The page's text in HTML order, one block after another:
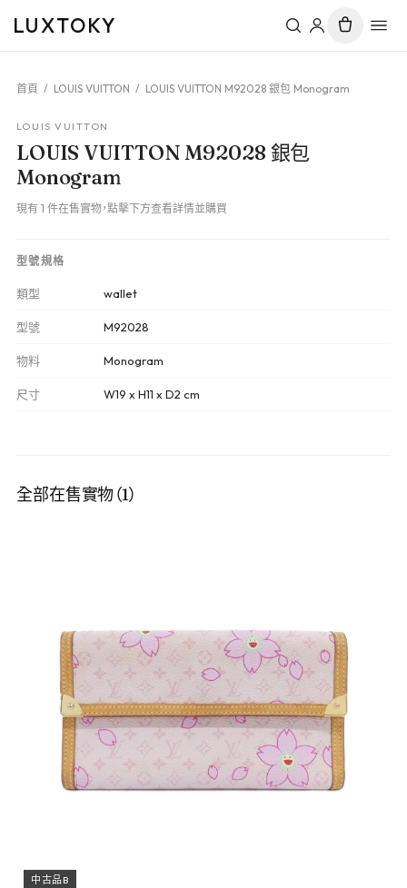
LUXTOKY
首頁 / LOUIS VUITTON / LOUIS VUITTON M92028 銀包 Monogram
LOUIS VUITTON
LOUIS VUITTON M92028 銀包
Monogram
現有 1 件在售實物，點擊下方查看詳情並購買
型號規格
類型 wallet
型號 M92028
物料 Monogram
尺寸 W19 x H11 x D2 cm
全部在售實物（1）
中古品B